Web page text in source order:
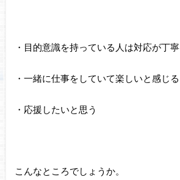
・目的意識を持っている人は対応が丁寧
・一緒に仕事をしていて楽しいと感じる
・応援したいと思う
こんなところでしょうか。